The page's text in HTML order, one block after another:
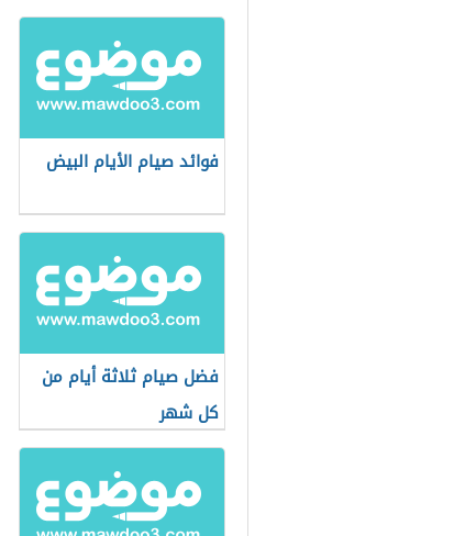
فوائد صيام الأيام البيض
فضل صيام ثلاثة أيام من
كل شهر